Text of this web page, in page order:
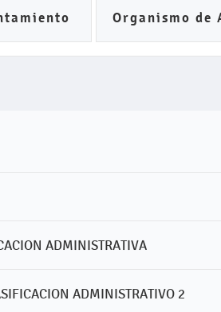
Organismo de
ADMINISTRATIVA
ADMINISTRATIVO 2